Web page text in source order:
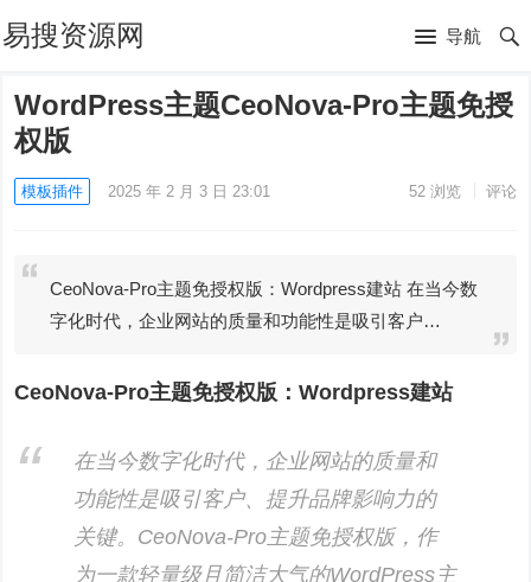
易搜资源网 导航
WordPress主题CeoNova-Pro主题免授
权版
模板插件 2025 年 2 月 3 日 23:01 52浏览 评论
CeoNova-Pro主题免授权版：Wordpress建站 在当今数
字化时代，企业网站的质量和功能性是吸引客户…
CeoNova-Pro主题免授权版：Wordpress建站
在当今数字化时代，企业网站的质量和
功能性是吸引客户、提升品牌影响力的
关键。CeoNova-Pro主题免授权版，作
为一款轻量级且简洁大气的WordPress主